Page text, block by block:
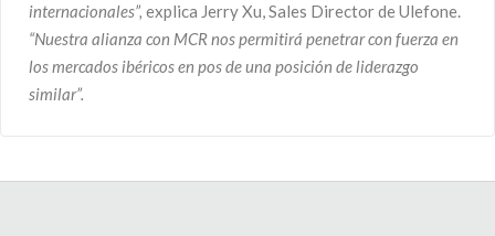
internacionales”, explica Jerry Xu, Sales Director de Ulefone.
“Nuestra alianza con MCR nos permitirá penetrar con fuerza en
los mercados ibéricos en pos de una posición de liderazgo
similar”.